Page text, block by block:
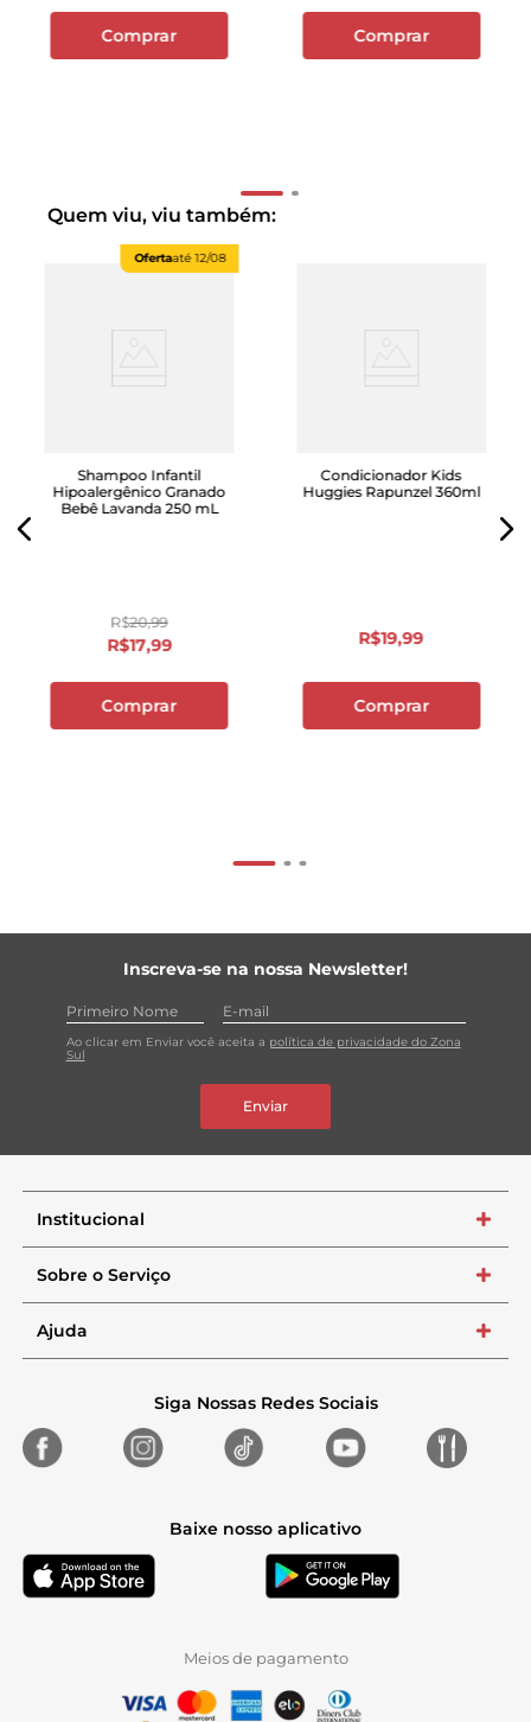
Comprar Comprar
Quem viu, viu também:
Ofertaaté12/08
Shampoo Infantil
Hipoalergênico Granado
Bebê Lavanda 250 mL
R$20,99
R$17,99
Comprar
Condicionador Kids
Huggies Rapunzel 360ml
R$19,99
Comprar
Inscreva-se na nossa Newsletter!
Ao clicar em Enviar você aceita a política de privacidade do Zona
Sul
Enviar
Institucional +
Sobre o Serviço +
Ajuda +
Siga Nossas Redes Sociais
Baixe nosso aplicativo
Meios de pagamento